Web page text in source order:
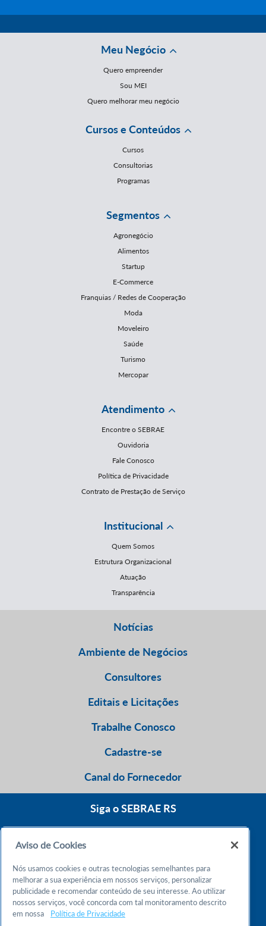
Meu Negócio
Quero empreender
Sou MEI
Quero melhorar meu negócio
Cursos e Conteúdos
Cursos
Consultorias
Programas
Segmentos
Agronegócio
Alimentos
Startup
E-Commerce
Franquias / Redes de Cooperação
Moda
Moveleiro
Saúde
Turismo
Mercopar
Atendimento
Encontre o SEBRAE
Ouvidoria
Fale Conosco
Política de Privacidade
Contrato de Prestação de Serviço
Institucional
Quem Somos
Estrutura Organizacional
Atuação
Transparência
Notícias
Ambiente de Negócios
Consultores
Editais e Licitações
Trabalhe Conosco
Cadastre-se
Canal do Fornecedor
Siga o SEBRAE RS
Atendimento 24h
Chame no WhatsApp
Aviso de Cookies
Nós usamos cookies e outras tecnologias semelhantes para
melhorar a sua experiência em nossos serviços, personalizar
publicidade e recomendar conteúdo de seu interesse. Ao utilizar
nossos serviços, você concorda com tal monitoramento descrito
em nossa
Política de Privacidade